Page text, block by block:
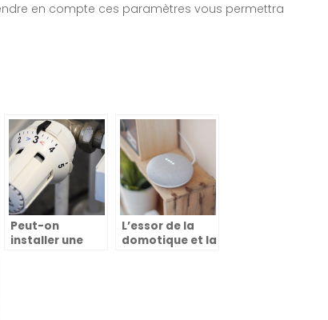
en compte ces paramètres vous permettra
Peut-on
installer une
L’essor de la
domotique et la